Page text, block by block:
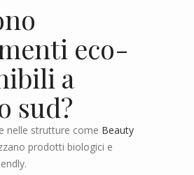
eco-
a
sud?
nelle strutture come Beauty
prodotti biologici e